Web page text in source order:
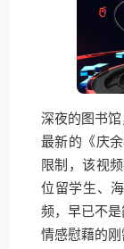
深夜的图书
最新的《庆
限制，该视
位留学生、
频，早已不
情感慰藉的